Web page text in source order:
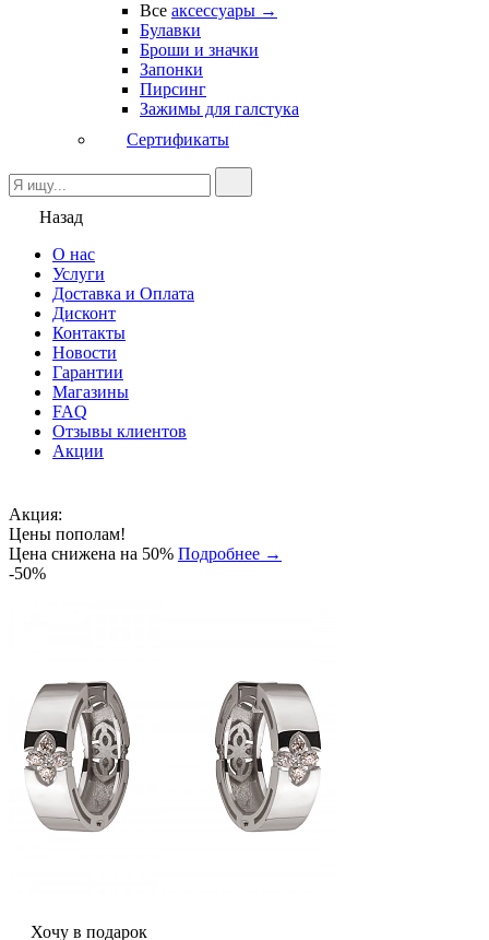
Все аксессуары →
Булавки
Броши и значки
Запонки
Пирсинг
Зажимы для галстука
Сертификаты
Назад
О нас
Услуги
Доставка и Оплата
Дисконт
Контакты
Новости
Гарантии
Магазины
FAQ
Отзывы клиентов
Акции
Акция:
Цены пополам!
Цена снижена на 50% Подробнее →
-50%
Хочу в подарок